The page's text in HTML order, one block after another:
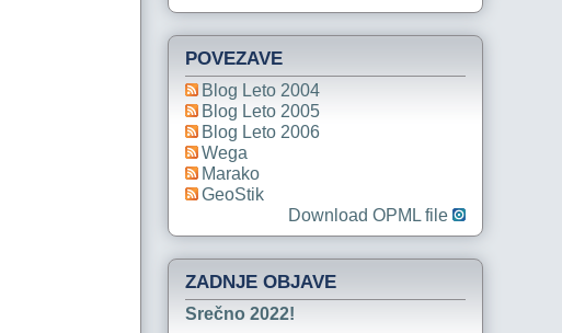
POVEZAVE
Blog Leto 2004
Blog Leto 2005
Blog Leto 2006
Wega
Marako
GeoStik
Download OPML file
ZADNJE OBJAVE
Srečno 2022!